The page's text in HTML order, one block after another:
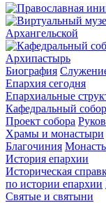
Архипастырь
Биография
Епархия сегодня
Епархиальные
Кафедральный собор
Проект собора
Храмы и монастыри
Благочиния
История епархии
Историческая
по истории епархии
Святые и святыни